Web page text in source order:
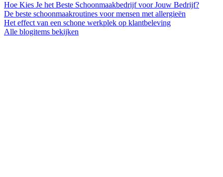
Hoe Kies Je het Beste Schoonmaakbedrijf voor Jouw Bedrijf?
De beste schoonmaakroutines voor mensen met allergieën
Het effect van een schone werkplek op klantbeleving
Alle blogitems bekijken